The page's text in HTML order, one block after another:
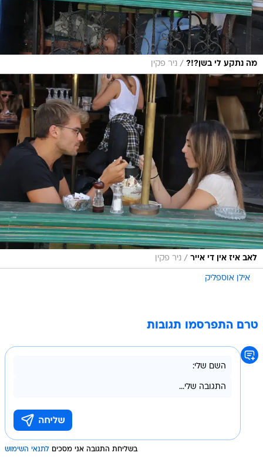
מה נתקע לי בשן?!? / ניר פקין
לאב איז אין די אייר / ניר פקין
אילן אוספליק
טרם התפרסמו תגובות
בשליחת התגובה אני מסכים לתנאי השימוש